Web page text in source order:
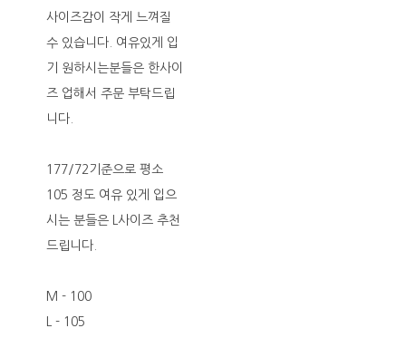
사이즈감이 작게 느껴질
수 있습니다. 여유있게 입
기 원하시는분들은 한사이
즈 업해서 주문 부탁드립
니다.
177/72기준으로 평소
105 정도 여유 있게 입으
시는 분들은 L사이즈 추천
드립니다.
M - 100
L - 105